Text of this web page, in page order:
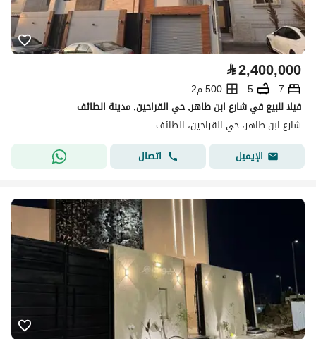
⃁2,400,000
7
5
500 م2
فيلا للبيع في شارع ابن طاهر, حي القراحين, مدينة الطائف
شارع ابن طاهر، حي القراحين، الطائف
الإيميل
اتصال